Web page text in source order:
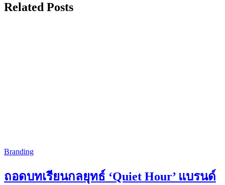
Related Posts
Branding
ถอดบทเรียนกลยุทธ์ ‘Quiet Hour’ แบรนด์